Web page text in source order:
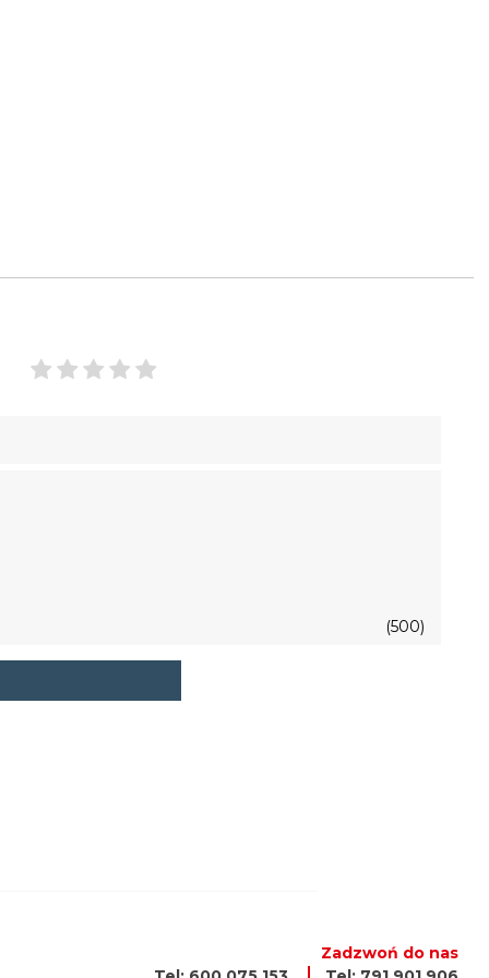
(500)
Zadzwoń do nas